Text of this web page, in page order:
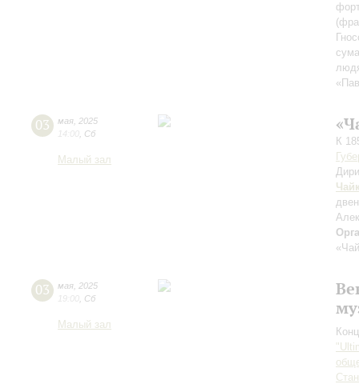
03 мая 2025
14:00 Сб
Малый зал
К
03 мая 2025
19:00 Сб
Малый зал